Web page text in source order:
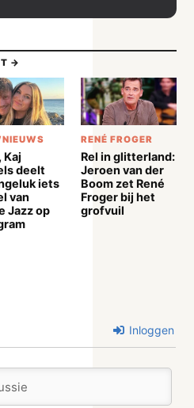
→
Kaj
deelt
iets
van
Jazz op
RENÉ FROGER
Rel in glitterland:
Jeroen van der
Boom zet René
Froger bij het
grofvuil
Inloggen